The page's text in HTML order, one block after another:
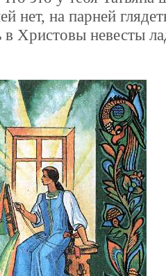
нет, на парней
в Христовы невесты